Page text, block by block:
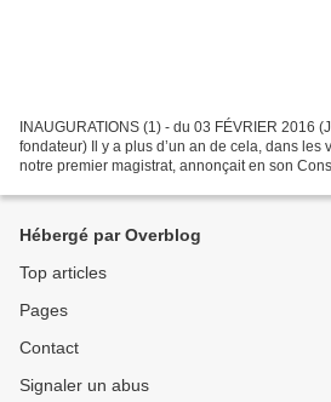
INAUGURATIONS (1) - du 03 FÉVRIER 2016
fondateur) Il y a plus d’un an de cela, dans les
notre premier magistrat, annonçait en son
Hébergé par Overblog
Top articles
Pages
Contact
Signaler un abus